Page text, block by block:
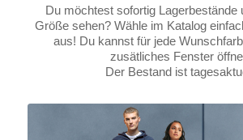
Du möchtest sofortig Lagerbestände
Größe sehen? Wähle im Katalog
aus! Du kannst für jede
zusätliches Fenster
Der Bestand ist